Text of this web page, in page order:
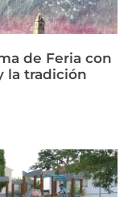
de Feria con
la tradición